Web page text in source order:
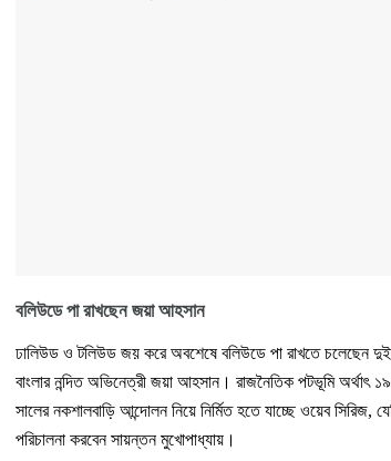
বলিউডে পা রাখছেন জয়া আহসান
ঢালিউড ও টলিউড জয় করে অবশেষে বলিউডে পা রাখতে চলেছেন দুই
বাংলার নন্দিত অভিনেত্রী জয়া আহসান। রাজনৈতিক পটভূমি অর্থাৎ
সালের নকশালবাড়ি আন্দোলন নিয়ে নির্মিত হতে যাচ্ছে ওয়েব সিরিজ,
পরিচালনা করবেন সায়ন্তন মুখোপাধ্যায়।